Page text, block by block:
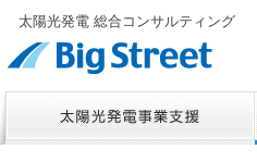
太陽光発電 総合コンサルティング